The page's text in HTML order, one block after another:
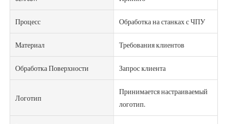
Процесс Обработка на станках с ЧПУ
Материал Требования клиентов
Обработка Поверхности Запрос клиента
Логотип
Принимается настраиваемый
логотип.